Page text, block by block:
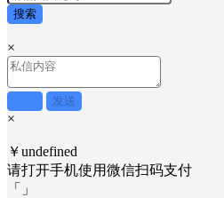
搜索
×
发送
×
￥undefined
请打开手机使用微信扫码支付
「
」